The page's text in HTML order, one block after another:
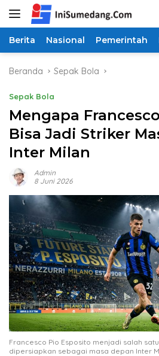
Langsung
Berita Nasional Pemerintah
Beranda Sepak Bola
Sepak Bola
Mengapa
Bisa Jadi Striker
Inter Milan
Admin
8 Juni 2026
Francesco Pio Esposito menjadi salah
dipersiapkan sebagai masa depan Inter